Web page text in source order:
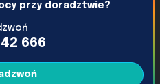
przy doradztwie?
666